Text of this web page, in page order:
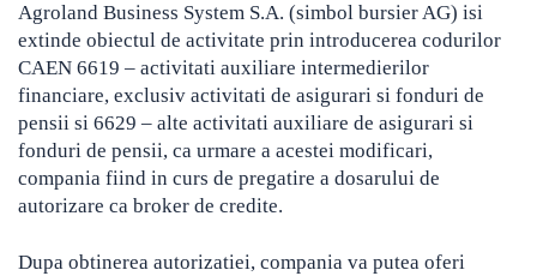
Agroland Business System S.A. (simbol bursier AG) isi
extinde obiectul de activitate prin introducerea codurilor
CAEN 6619 – activitati auxiliare intermedierilor
financiare, exclusiv activitati de asigurari si fonduri de
pensii si 6629 – alte activitati auxiliare de asigurari si
fonduri de pensii, ca urmare a acestei modificari,
compania fiind in curs de pregatire a dosarului de
autorizare ca broker de credite.
Dupa obtinerea autorizatiei, compania va putea oferi